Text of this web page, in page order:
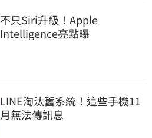
不只Siri升級！Apple
Intelligence亮點曝
LINE淘汰舊系統！這些手機11
月無法傳訊息